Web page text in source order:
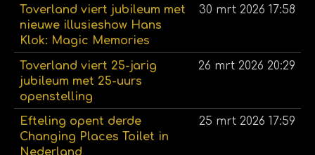
Toverland viert jubileum met
nieuwe illusieshow Hans
Klok: Magic Memories
30 mrt 2026 17:58
Toverland viert 25-jarig
jubileum met 25-uurs
openstelling
26 mrt 2026 20:29
Efteling opent derde
Changing Places Toilet in
25 mrt 2026 17:59